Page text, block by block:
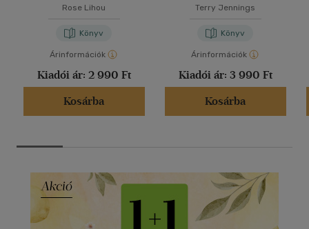
Rose Lihou
Könyv
Árinformációk
Kiadói ár: 2 990 Ft
Kosárba
Terry Jennings
Könyv
Árinformációk
Kiadói ár: 3 990 Ft
Kosárba